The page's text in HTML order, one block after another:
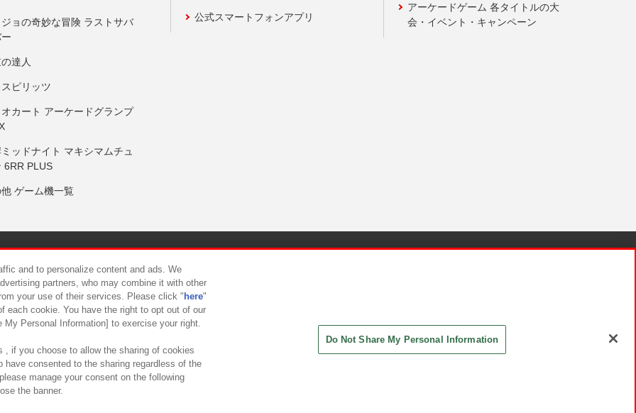
ョの奇妙な冒険 ラストサバ
達人
ピリッツ
カート アーケードグランプ
ッドナイト マキシマムチュ
6RR PLUS
ゲーム機一覧
公式スマートフォンアプリ
アーケードゲーム 各タイトルの大
会・イベント・キャンペーン
について カスタマーハラスメント対応方針
and to personalize content and ads. We
partners, who may combine it with other
your use of their services. Please click " here"
each cookie. You have the right to opt out of our
Personal Information] to exercise your right.
, if you choose to allow the sharing of cookies
have consented to the sharing regardless of the
manage your consent on the following
the banner.
Do Not Share My Personal Information